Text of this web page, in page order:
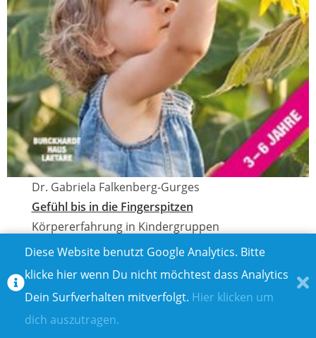
Dr. Gabriela Falkenberg-Gurges
Gefühl bis in die Fingerspitzen
Körpererfahrung in Kindergruppen
Burckhardthaus-Laetare
ISBN: 978-3-944548-10-4
14,95 €
Mehr aufwww.oberstebrink.de
Diese Website benutzt Google Analytics. Bitte
klicke hier wenn Du nicht möchtest dass Analytics
Dein Surfverhalten mitverfolgt. Hier klicken um
dich auszutragen.